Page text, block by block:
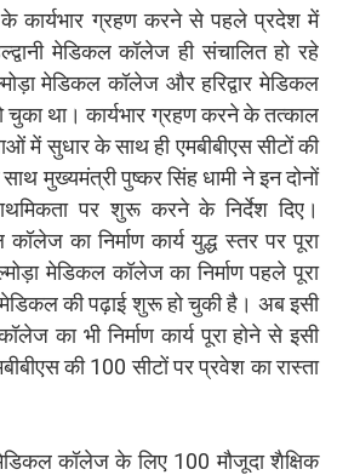
के कार्यभार ग्रहण करने से पहले प्रदेश में
मेडिकल कॉलेज ही संचालित हो रहे
मेडिकल कॉलेज और हरिद्वार मेडिकल
था। कार्यभार ग्रहण करने के तत्काल
में सुधार के साथ ही एमबीबीएस सीटों की
मुख्यमंत्री पुष्कर सिंह धामी ने इन दोनों
पर शुरू करने के निर्देश दिए।
का निर्माण कार्य युद्ध स्तर पर पूरा
मेडिकल कॉलेज का निर्माण पहले पूरा
की पढ़ाई शुरू हो चुकी है। अब इसी
का भी निर्माण कार्य पूरा होने से इसी
की 100 सीटों पर प्रवेश का रास्ता
कॉलेज के लिए 100 मौजूदा शैक्षिक